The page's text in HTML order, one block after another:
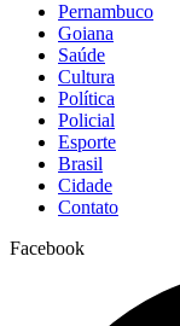
Pernambuco
Goiana
Saúde
Cultura
Política
Policial
Esporte
Brasil
Cidade
Contato
Facebook